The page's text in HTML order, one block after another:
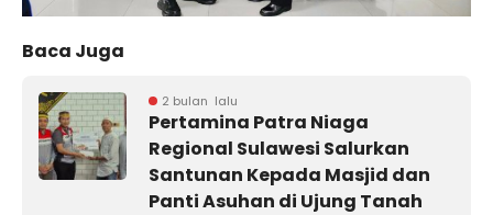
Baca Juga
2 bulan lalu
Pertamina Patra Niaga
Regional Sulawesi Salurkan
Santunan Kepada Masjid dan
Panti Asuhan di Ujung Tanah